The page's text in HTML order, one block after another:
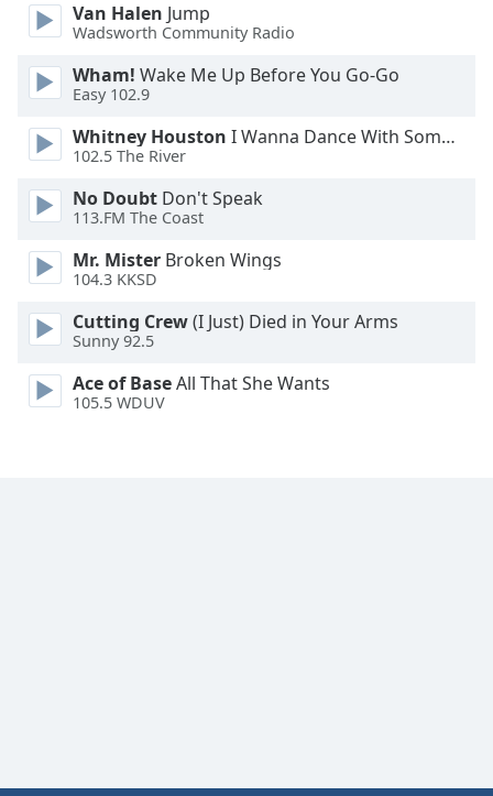
Font
Size
Text
Edge
Style
Font
Modal
Dialog
End
Van Halen Jump
Wadsworth Community Radio
Wham! Wake Me Up Before You Go-Go
Easy 102.9
Whitney Houston I Wanna Dance With Somebody
102.5 The River
No Doubt Don't Speak
113.FM The Coast
Mr. Mister Broken Wings
104.3 KKSD
Cutting Crew(I Just) Died in Your Arms
Sunny 92.5
Ace of BaseAll That She Wants
105.5 WDUV